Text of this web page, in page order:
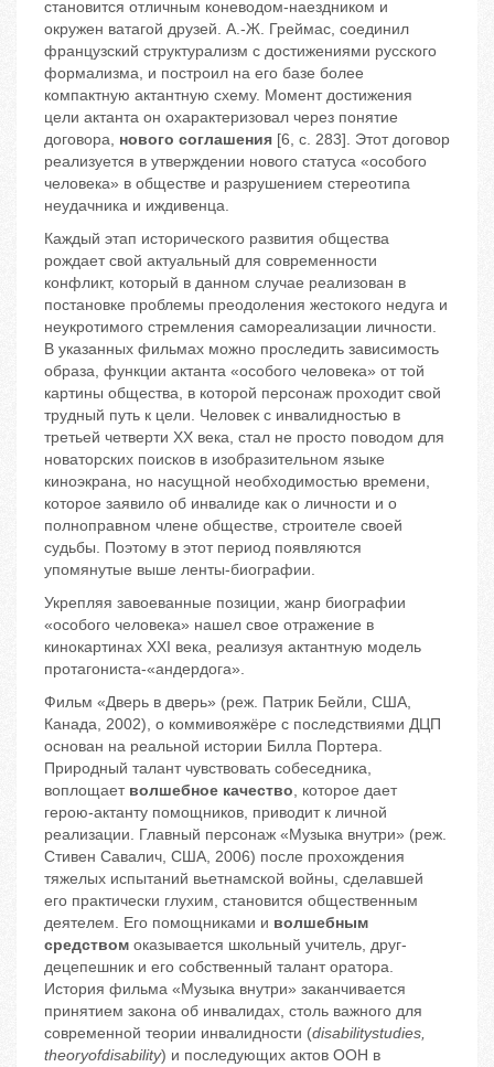
становится отличным коневодом-наездником и
окружен ватагой друзей. А.-Ж. Греймас, соединил
французский структурализм с достижениями русского
формализма, и построил на его базе более
компактную актантную схему. Момент достижения
цели актанта он охарактеризовал через понятие
договора, нового соглашения [6, с. 283]. Этот договор
реализуется в утверждении нового статуса «особого
человека» в обществе и разрушением стереотипа
неудачника и иждивенца.
Каждый этап исторического развития общества
рождает свой актуальный для современности
конфликт, который в данном случае реализован в
постановке проблемы преодоления жестокого недуга и
неукротимого стремления самореализации личности.
В указанных фильмах можно проследить зависимость
образа, функции актанта «особого человека» от той
картины общества, в которой персонаж проходит свой
трудный путь к цели. Человек с инвалидностью в
третьей четверти ХХ века, стал не просто поводом для
новаторских поисков в изобразительном языке
киноэкрана, но насущной необходимостью времени,
которое заявило об инвалиде как о личности и о
полноправном члене обществе, строителе своей
судьбы. Поэтому в этот период появляются
упомянутые выше ленты-биографии.
Укрепляя завоеванные позиции, жанр биографии
«особого человека» нашел свое отражение в
кинокартинах XXI века, реализуя актантную модель
протагониста-«андердога».
Фильм «Дверь в дверь» (реж. Патрик Бейли, США,
Канада, 2002), о коммивояжёре с последствиями ДЦП
основан на реальной истории Билла Портера.
Природный талант чувствовать собеседника,
воплощает волшебное качество, которое дает
герою-актанту помощников, приводит к личной
реализации. Главный персонаж «Музыка внутри» (реж.
Стивен Савалич, США, 2006) после прохождения
тяжелых испытаний вьетнамской войны, сделавшей
его практически глухим, становится общественным
деятелем. Его помощниками и волшебным
средством оказывается школьный учитель, друг-
децепешник и его собственный талант оратора.
История фильма «Музыка внутри» заканчивается
принятием закона об инвалидах, столь важного для
современной теории инвалидности (disabilitystudies,
theoryofdisability) и последующих актов ООН в